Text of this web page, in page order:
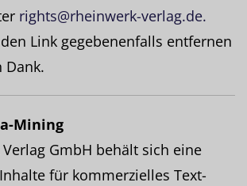
rights@rheinwerk-verlag.de.
Link gegebenenfalls entfernen
Dank.
Mining
GmbH behält sich eine
für kommerzielles Text-